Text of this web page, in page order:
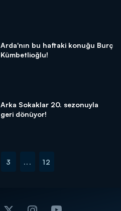
Arda'nın bu haftaki konuğu Burç
Kümbetlioğlu!
Arka Sokaklar 20. sezonuyla
geri dönüyor!
3 ... 12